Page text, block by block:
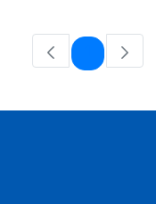
Pagina